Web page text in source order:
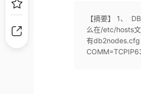
【摘要】 1、
么在/etc/hosts
有db2nodes.cfg